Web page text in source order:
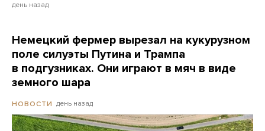
день назад
Немецкий фермер вырезал на кукурузном
поле силуэты Путина и Трампа
в подгузниках. Они играют в мяч в виде
земного шара
НОВОСТИ день назад